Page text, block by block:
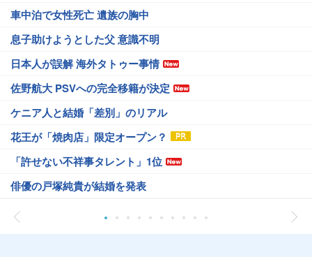
車中泊で女性死亡 遺族の胸中
息子助けようとした父 意識不明
日本人が誤解 海外タトゥー事情
佐野航大 PSVへの完全移籍が決定
ケニア人と結婚「差別」のリアル
花王が「焼肉店」限定オープン？
「許せない不祥事タレント」1位
俳優の戸塚純貴が結婚を発表